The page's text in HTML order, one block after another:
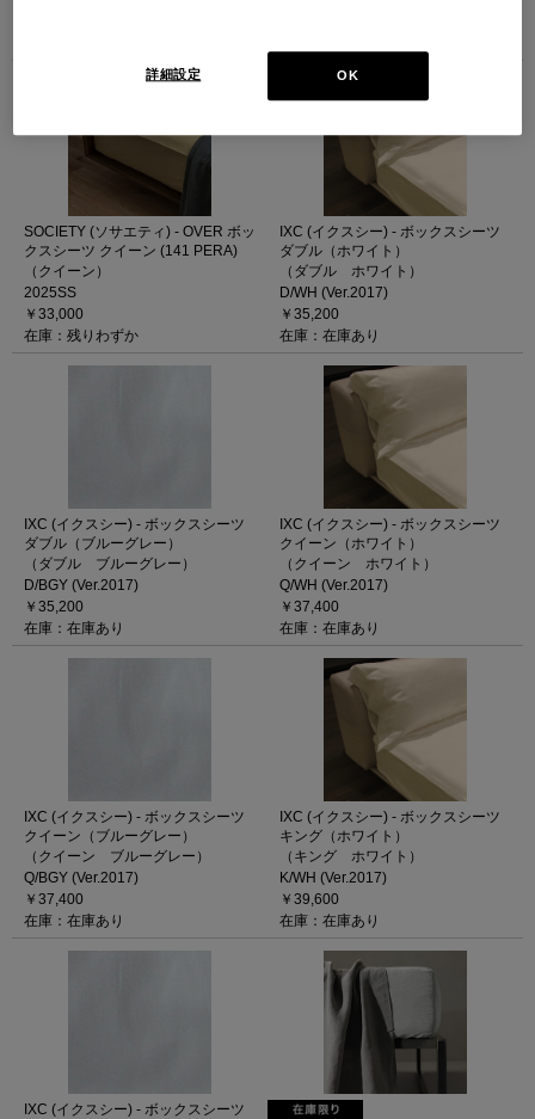
SOCIETY (ソサエティ) - OVER ボッ
クスシーツ クイーン (141 PERA)
（クイーン）
2025SS
￥33,000
在庫：残りわずか
IXC (イクスシー) - ボックスシーツ
ダブル（ホワイト）
（ダブル ホワイト）
D/WH (Ver.2017)
￥35,200
在庫：在庫あり
IXC (イクスシー) - ボックスシーツ
ダブル（ブルーグレー）
（ダブル ブルーグレー）
D/BGY (Ver.2017)
￥35,200
在庫：在庫あり
IXC (イクスシー) - ボックスシーツ
クイーン（ホワイト）
（クイーン ホワイト）
Q/WH (Ver.2017)
￥37,400
在庫：在庫あり
IXC (イクスシー) - ボックスシーツ
クイーン（ブルーグレー）
（クイーン ブルーグレー）
Q/BGY (Ver.2017)
￥37,400
在庫：在庫あり
IXC (イクスシー) - ボックスシーツ
キング（ホワイト）
（キング ホワイト）
K/WH (Ver.2017)
￥39,600
在庫：在庫あり
IXC (イクスシー) - ボックスシーツ
OK
詳細設定